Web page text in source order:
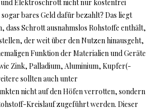
Elektroschrott nicht nur kostenfrei
bares Geld dafür bezahlt? Das liegt
dass Schrott ausnahmslos Rohstoffe enthält,
der weit über den Nutzen hinausgeht,
Funktion der Materialien und Geräte
Zink, Palladium, Aluminium, Kupfer(-
sollten auch unter
nicht auf den Höfen verrotten, sondern
Kreislauf zugeführt werden. Dieser